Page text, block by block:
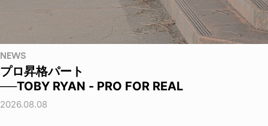
NEWS
プロ昇格パート
──TOBY RYAN - PRO FOR REAL
2026.08.08